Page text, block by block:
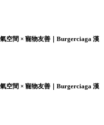
空間 × 寵物友善｜Burgerciaga 漢
空間 × 寵物友善｜Burgerciaga 漢